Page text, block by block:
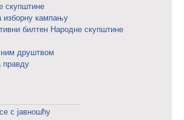
скупштине
изборну кампању
билтен Народне скупштине
друштвом
правду
с јавношћу